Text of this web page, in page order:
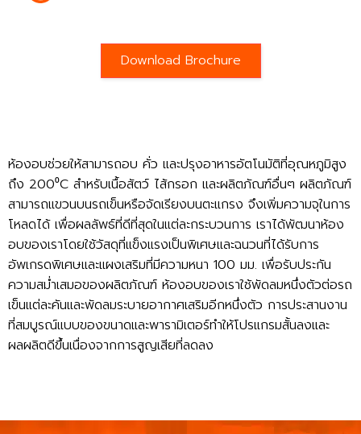
Download Brochure
ห้องอบช่วยให้สามารถอบ คั่ว และปรุงอาหารอัตโนมัติที่อุณหภูมิสูง
ถึง 200⁰C สำหรับเนื้อสัตว์ ไส้กรอก และผลิตภัณฑ์อื่นๆ ผลิตภัณฑ์
สามารถแขวนบนรถเข็นหรือจัดเรียงบนตะแกรง จึงเพิ่มความจุในการ
โหลดได้ เพื่อผลลัพธ์ที่ดีที่สุดในแต่ละกระบวนการ เราได้พัฒนาห้อง
อบของเราโดยใช้วัสดุที่แข็งแรงเป็นพิเศษและฉนวนที่ได้รับการ
อัพเกรดพิเศษและแผงเสริมที่มีความหนา 100 มม. เพื่อรับประกัน
ความสม่ำเสมอของผลิตภัณฑ์ ห้องอบของเราใช้พัดลมหนึ่งตัวต่อรถ
เข็นแต่ละคันและพัดลมระบายอากาศเสริมอีกหนึ่งตัว การประสานงาน
ที่สมบูรณ์แบบของขนาดและพารามิเตอร์ทำให้โปรแกรมสั้นลงและ
ผลผลิตดีขึ้นเนื่องจากการสูญเสียที่ลดลง